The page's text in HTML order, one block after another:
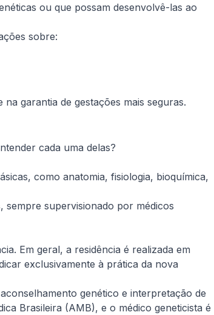
ou que possam desenvolvê-las ao
sobre:
garantia de gestações mais seguras.
cada uma delas?
como anatomia, fisiologia, bioquímica,
sempre supervisionado por médicos
Em geral, a residência é realizada em
exclusivamente à prática da nova
genético e interpretação de
Brasileira (AMB), e o médico geneticista é